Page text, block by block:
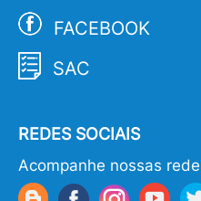
FACEBOOK
SAC
REDES SOCIAIS
Acompanhe nossas